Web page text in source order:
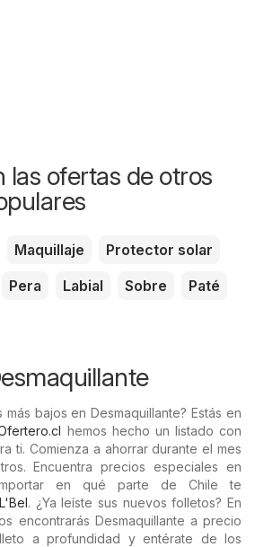
las ofertas de otros
Maquillaje
Protector solar
Pera Labial Sobre
Paté
bajos en Desmaquillante? Estás en
hemos hecho un listado con
ti. Comienza a ahorrar durante el mes
Encuentra precios especiales en
importar en qué parte de Chile te
L'Bel. ¿Ya leíste sus nuevos folletos? En
encontrarás Desmaquillante a precio
a profundidad y entérate de los